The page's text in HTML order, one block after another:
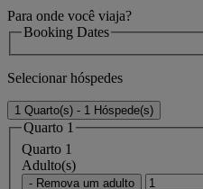
Para onde você viaja?
Booking Dates
Selecionar hóspedes
1 Quarto(s) - 1 Hóspede(s)
Quarto 1
Quarto 1
Adulto(s)
- Remova um adulto